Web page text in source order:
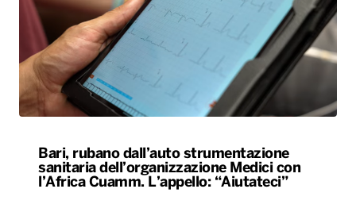
Bari, rubano dall’auto strumentazione
sanitaria dell’organizzazione Medici con
l’Africa Cuamm. L’appello: “Aiutateci”